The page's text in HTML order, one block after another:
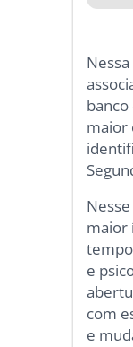
maior
maior
e
com
e